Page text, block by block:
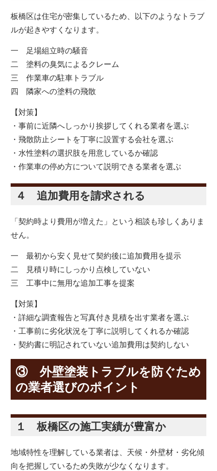
板橋区は住宅が密集しているため、以下のようなトラブ
ルが起きやすくなります。
一 足場組立時の騒音
二 塗料の臭気によるクレーム
三 作業車の駐車トラブル
四 隣家への塗料の飛散
【対策】
・事前に近隣へしっかり挨拶してくれる業者を選ぶ
・飛散防止シートを丁寧に設置する会社を選ぶ
・水性塗料の選択肢を用意しているか確認
・作業車の停め方について説明できる業者を選ぶ
４ 追加費用を請求される
「契約時より費用が増えた」という相談も珍しくありま
せん。
一 最初から安く見せて契約後に追加費用を提示
二 見積り時にしっかり点検していない
三 工事中に無用な追加工事を提案
【対策】
・詳細な調査報告と写真付き見積を出す業者を選ぶ
・工事前に劣化状況を丁寧に説明してくれるか確認
・契約書に明記されていない追加費用は契約しない
③ 外壁塗装トラブルを防ぐため
の業者選びのポイント
１ 板橋区の施工実績が豊富か
地域特性を理解している業者は、天候・外壁材・劣化傾
向を把握しているため失敗が少なくなります。